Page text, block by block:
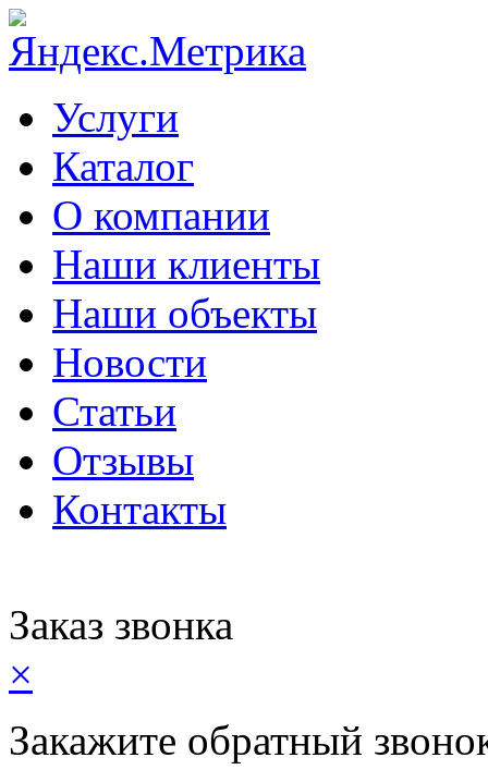
Услуги
Каталог
О компании
Наши клиенты
Наши объекты
Новости
Статьи
Отзывы
Контакты
Заказ звонка
×
Закажите обратный